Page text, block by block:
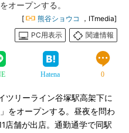
オープンする。
[ 熊谷ショウコ
，ITmedia]
PC用表示
関連情報
Hatena 0
リーライン谷塚駅高架下に
をオープンする。昼夜を問わ
店舗が出店。通勤通学で同駅